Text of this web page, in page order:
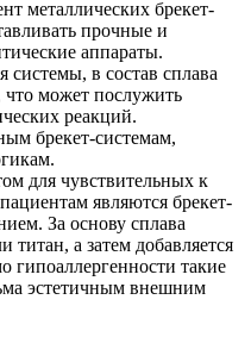
металлических брекет-
прочные и
аппараты.
системы, в состав сплава
что может послужить
реакций.
брекет-системам,
для чувствительных к
являются брекет-
За основу сплава
титан, а затем добавляется
гипоаллергенности такие
эстетичным внешним